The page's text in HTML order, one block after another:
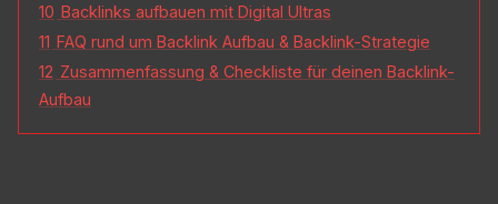
10 Backlinks aufbauen mit Digital Ultras
11 FAQ rund um Backlink Aufbau & Backlink-Strategie
12 Zusammenfassung & Checkliste für deinen Backlink-
Aufbau